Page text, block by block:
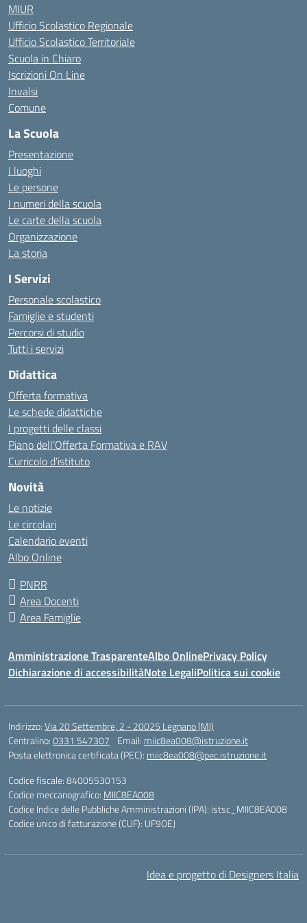
MIUR
Ufficio Scolastico Regionale
Ufficio Scolastico Territoriale
Scuola in Chiaro
Iscrizioni On Line
Invalsi
Comune
La Scuola
Presentazione
I luoghi
Le persone
I numeri della scuola
Le carte della scuola
Organizzazione
La storia
I Servizi
Personale scolastico
Famiglie e studenti
Percorsi di studio
Tutti i servizi
Didattica
Offerta formativa
Le schede didattiche
I progetti delle classi
Piano dell’Offerta Formativa e RAV
Curricolo d’istituto
Novità
Le notizie
Le circolari
Calendario eventi
Albo Online
PNRR
Area Docenti
Area Famiglie
Amministrazione TrasparenteAlbo OnlinePrivacy Policy
Dichiarazione di accessibilitàNote LegaliPolitica sui cookie
Indirizzo:Via 20 Settembre, 2 - 20025 Legnano (MI)
Centralino:0331 547307 Email: miic8ea008@istruzione.it
Posta elettronica certificata (PEC): miic8ea008@pec.istruzione.it
Codice fiscale: 84005530153
Codice meccanografico: MIIC8EA008
Codice Indice delle Pubbliche Amministrazioni (IPA): istsc_MIIC8EA008
Codice unico di fatturazione (CUF): UF9OEJ
Idea e progetto di Designers Italia